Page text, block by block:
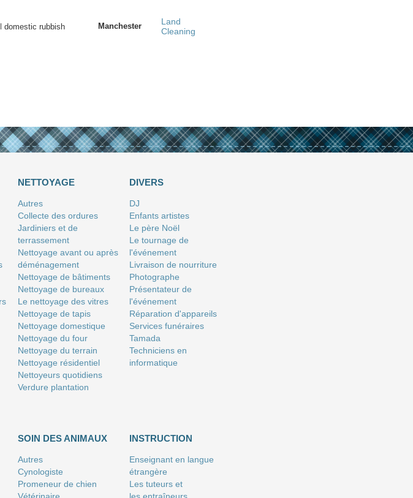
domestic rubbish
Manchester
Land
Cleaning
NETTOYAGE
Autres
Collecte des ordures
Jardiniers et de
terrassement
Nettoyage avant ou après
déménagement
Nettoyage de bâtiments
Nettoyage de bureaux
Le nettoyage des vitres
Nettoyage de tapis
Nettoyage domestique
Nettoyage du four
Nettoyage du terrain
Nettoyage résidentiel
Nettoyeurs quotidiens
Verdure plantation
DIVERS
DJ
Enfants artistes
Le père Noël
Le tournage de
l'événement
Livraison de nourriture
Photographe
Présentateur de
l'événement
Réparation d'appareils
Services funéraires
Tamada
Techniciens en
informatique
SOIN DES ANIMAUX
Autres
Cynologiste
Promeneur de chien
INSTRUCTION
Enseignant en langue
étrangère
Les tuteurs et